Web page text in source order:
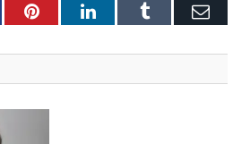
PinterestLinkedInTumblr E-